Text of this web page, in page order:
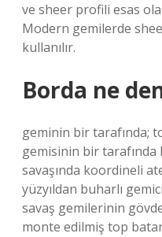
ve sheer profili esas
Modern gemilerde
kullanılır.
Borda ne
geminin bir tarafında;
gemisinin bir tarafında
savaşında koordineli
yüzyıldan buharlı
savaş gemilerinin
monte edilmiş top